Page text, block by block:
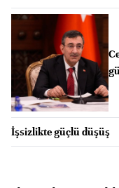
İşsizlikte güçlü düşüş